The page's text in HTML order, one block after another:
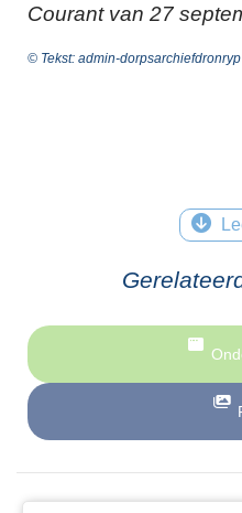
Courant van 27
© Tekst: admin-dorpsarchiefdronryp